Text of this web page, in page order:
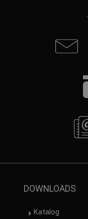
DOWNLOADS
Katalog